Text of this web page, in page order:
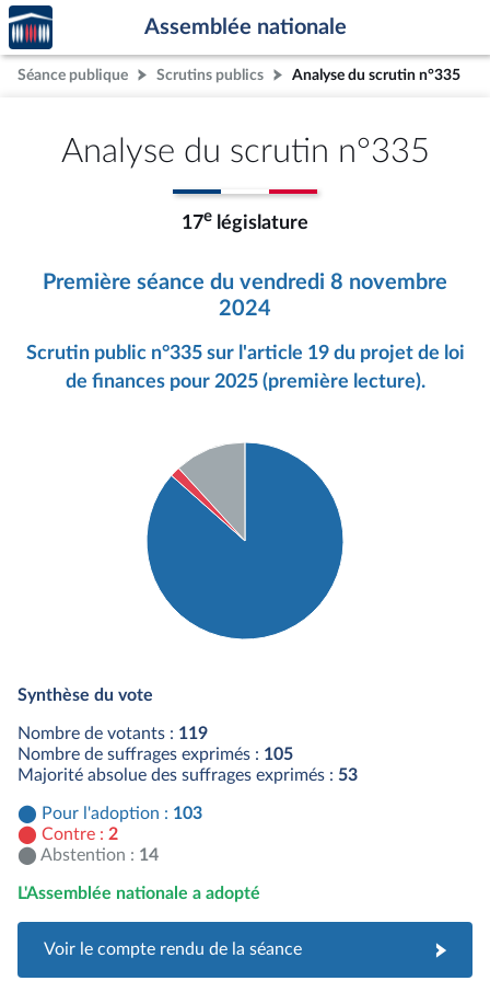
Aller au contenu
Aller en bas de la page
Accèder
à la
page
d'accueil
Assemblée nationale
Séance publique Scrutins publics Analyse du scrutin n°335
Analyse du scrutin n°335
17e législature
Première séance du vendredi 8 novembre
2024
Scrutin public n°335 sur l'article 19 du projet de loi
de finances pour 2025 (première lecture).
Synthèse du vote
Nombre de votants : 119
Nombre de suffrages exprimés : 105
Majorité absolue des suffrages exprimés : 53
Pour l'adoption : 103
Contre : 2
Abstention : 14
L'Assemblée nationale a adopté
Voir le compte rendu de la séance